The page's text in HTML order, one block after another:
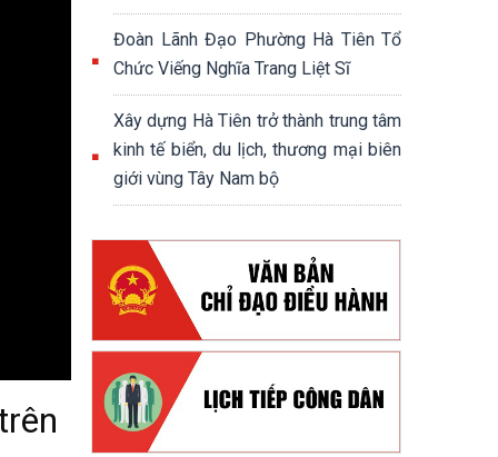
Đoàn Lãnh Đạo Phường Hà Tiên Tổ
Chức Viếng Nghĩa Trang Liệt Sĩ
Xây dựng Hà Tiên trở thành trung tâm
kinh tế biển, du lịch, thương mại biên
giới vùng Tây Nam bộ